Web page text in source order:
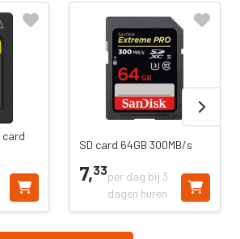
card
SD card 64GB 300MB/s
7,33per dag bij 3
dagen huren